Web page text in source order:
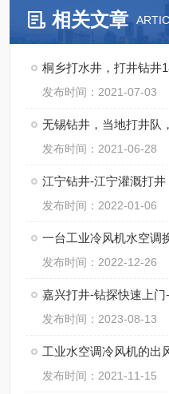
相关文章
桐乡打水井，打井钻井
发布时间：2021-07-03
无锡钻井，当地打井队
发布时间：2021-06-28
江宁钻井-江宁灌溉打井
发布时间：2022-01-06
一台工业冷风机水空调
发布时间：2022-12-26
嘉兴打井-钻探快速上
发布时间：2023-08-13
工业水空调冷风机的出
发布时间：2021-11-15